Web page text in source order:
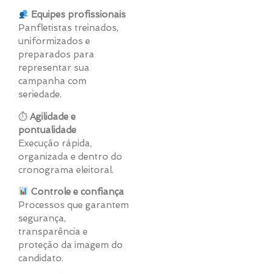
Equipes profissionais
Panfletistas treinados,
uniformizados e
preparados para
representar sua
campanha com
seriedade.
⏱ Agilidade e
pontualidade
Execução rápida,
organizada e dentro do
cronograma eleitoral.
Controle e confiança
Processos que garantem
segurança,
transparência e
proteção da imagem do
candidato.